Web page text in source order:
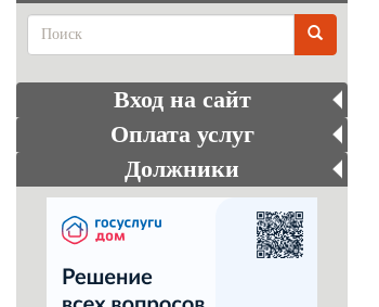
Вход на сайт
Оплата услуг
Должники